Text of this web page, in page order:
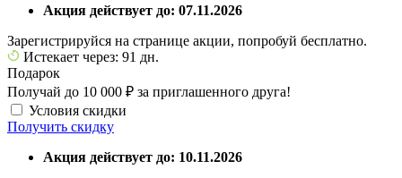
Акция действует до: 07.11.2026
Зарегистрируйся на странице акции, попробуй бесплатно.
Истекает через: 91 дн.
Подарок
Получай до 10 000 ₽ за приглашенного друга!
Условия скидки
Получить скидку
Акция действует до: 10.11.2026